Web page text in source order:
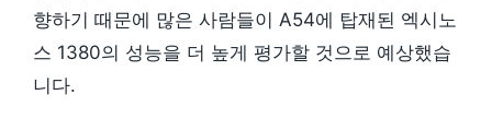
향하기 때문에 많은 사람들이 A54에 탑재된 엑시노
스 1380의 성능을 더 높게 평가할 것으로 예상했습
니다.